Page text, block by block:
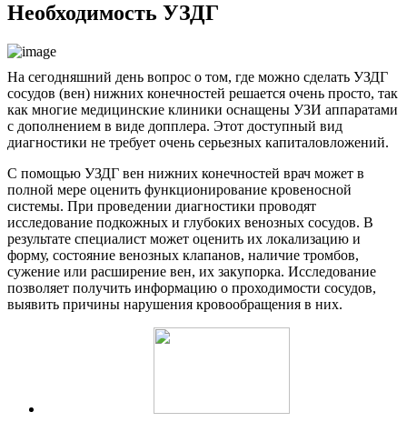
Необходимость УЗДГ
На сегодняшний день вопрос о том, где можно сделать УЗДГ
сосудов (вен) нижних конечностей решается очень просто, так
как многие медицинские клиники оснащены УЗИ аппаратами
с дополнением в виде допплера. Этот доступный вид
диагностики не требует очень серьезных капиталовложений.
С помощью УЗДГ вен нижних конечностей врач может в
полной мере оценить функционирование кровеносной
системы. При проведении диагностики проводят
исследование подкожных и глубоких венозных сосудов. В
результате специалист может оценить их локализацию и
форму, состояние венозных клапанов, наличие тромбов,
сужение или расширение вен, их закупорка. Исследование
позволяет получить информацию о проходимости сосудов,
выявить причины нарушения кровообращения в них.